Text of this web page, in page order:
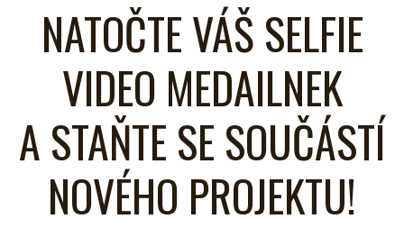
NATOČTE VÁŠ SELFIE
VIDEO MEDAILNEK
A STAŇTE SE SOUČÁSTÍ
NOVÉHO PROJEKTU!